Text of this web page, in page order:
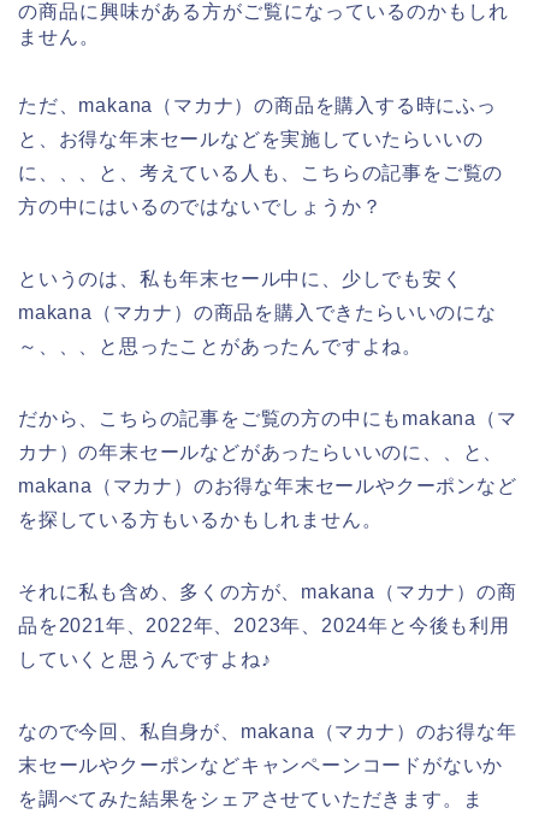
の商品に興味がある方がご覧になっているのかもしれ
ません。
ただ、makana（マカナ）の商品を購入する時にふっ
と、お得な年末セールなどを実施していたらいいの
に、、、と、考えている人も、こちらの記事をご覧の
方の中にはいるのではないでしょうか？
というのは、私も年末セール中に、少しでも安く
makana（マカナ）の商品を購入できたらいいのにな
～、、、と思ったことがあったんですよね。
だから、こちらの記事をご覧の方の中にもmakana（マ
カナ）の年末セールなどがあったらいいのに、、と、
makana（マカナ）のお得な年末セールやクーポンなど
を探している方もいるかもしれません。
それに私も含め、多くの方が、makana（マカナ）の商
品を2021年、2022年、2023年、2024年と今後も利用
していくと思うんですよね♪
なので今回、私自身が、makana（マカナ）のお得な年
末セールやクーポンなどキャンペーンコードがないか
を調べてみた結果をシェアさせていただきます。ま